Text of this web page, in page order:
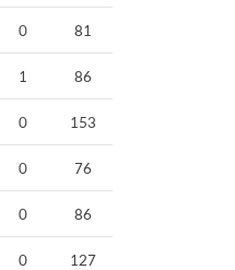
0
81
1
86
0
153
0
76
0
86
0
127